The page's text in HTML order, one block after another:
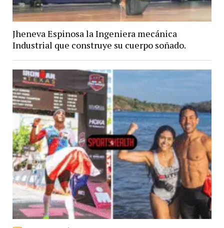
Jheneva Espinosa la Ingeniera mecánica
Industrial que construye su cuerpo soñado.